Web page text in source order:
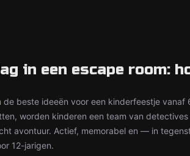
in een escape room:
de beste ideeën voor een kinderfeestje vanaf
worden kinderen een team van
avontuur. Actief, memorabel en — in
12-jarigen.